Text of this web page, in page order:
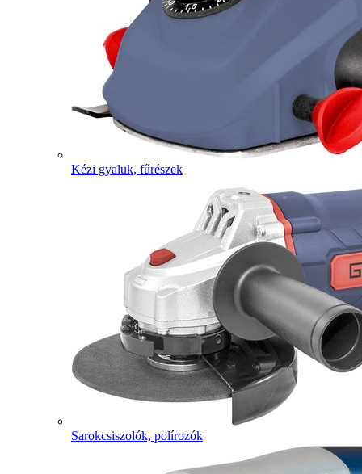
Kézi gyaluk, fűrészek
Sarokcsiszolók, polírozók